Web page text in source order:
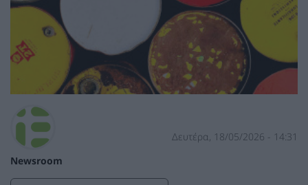
Newsroom
Δευτέρα, 18/05/2026 - 14:31